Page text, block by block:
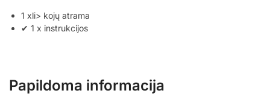
1 xli> kojų atrama
✔ 1 x instrukcijos
Papildoma informacija